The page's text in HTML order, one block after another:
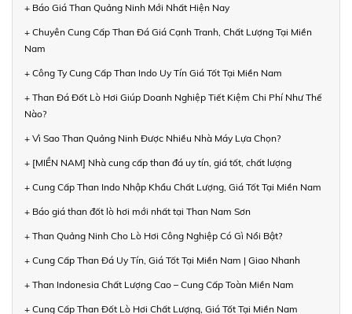
+ Báo Giá Than Quảng Ninh Mới Nhất Hiện Nay
+ Chuyên Cung Cấp Than Đá Giá Cạnh Tranh, Chất Lượng Tại Miền
Nam
+ Công Ty Cung Cấp Than Indo Uy Tín Giá Tốt Tại Miền Nam
+ Than Đá Đốt Lò Hơi Giúp Doanh Nghiệp Tiết Kiệm Chi Phí Như Thế
Nào?
+ Vì Sao Than Quảng Ninh Được Nhiều Nhà Máy Lựa Chọn?
+ [MIỀN NAM] Nhà cung cấp than đá uy tín, giá tốt, chất lượng
+ Cung Cấp Than Indo Nhập Khẩu Chất Lượng, Giá Tốt Tại Miền Nam
+ Báo giá than đốt lò hơi mới nhất tại Than Nam Sơn
+ Than Quảng Ninh Cho Lò Hơi Công Nghiệp Có Gì Nổi Bật?
+ Cung Cấp Than Đá Uy Tín, Giá Tốt Tại Miền Nam | Giao Nhanh
+ Than Indonesia Chất Lượng Cao – Cung Cấp Toàn Miền Nam
+ Cung Cấp Than Đốt Lò Hơi Chất Lượng, Giá Tốt Tại Miền Nam